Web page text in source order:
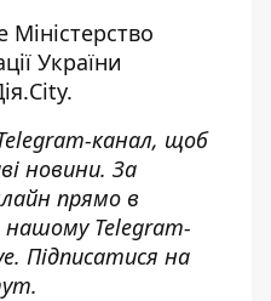
України
канал, щоб
новини. За
прямо в
Telegram-
. Підписатися на